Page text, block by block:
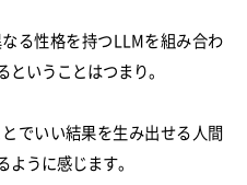
る性格を持つLLMを組み合わ
いうことはつまり。
でいい結果を生み出せる人間
うに感じます。